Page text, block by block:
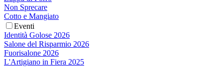
Non Sprecare
Cotto e Mangiato
Eventi
Identità Golose 2026
Salone del Risparmio 2026
Fuorisalone 2026
L'Artigiano in Fiera 2025